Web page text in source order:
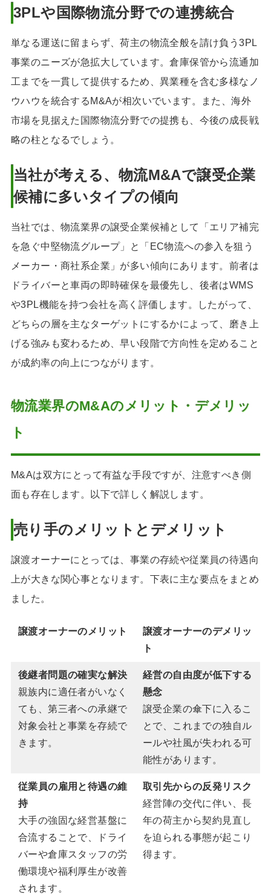
3PLや国際物流分野での連携統合
単なる運送に留まらず、荷主の物流全般を請け負う3PL
事業のニーズが急拡大しています。倉庫保管から流通加
工までを一貫して提供するため、異業種を含む多様なノ
ウハウを統合するM&Aが相次いでいます。また、海外
市場を見据えた国際物流分野での提携も、今後の成長戦
略の柱となるでしょう。
当社が考える、物流M&Aで譲受企業
候補に多いタイプの傾向
当社では、物流業界の譲受企業候補として「エリア補完
を急ぐ中堅物流グループ」と「EC物流への参入を狙う
メーカー・商社系企業」が多い傾向にあります。前者は
ドライバーと車両の即時確保を最優先し、後者はWMS
や3PL機能を持つ会社を高く評価します。したがって、
どちらの層を主なターゲットにするかによって、磨き上
げる強みも変わるため、早い段階で方向性を定めること
が成約率の向上につながります。
物流業界のM&Aのメリット・デメリッ
ト
M&Aは双方にとって有益な手段ですが、注意すべき側
面も存在します。以下で詳しく解説します。
売り手のメリットとデメリット
譲渡オーナーにとっては、事業の存続や従業員の待遇向
上が大きな関心事となります。下表に主な要点をまとめ
ました。
譲渡オーナーの メリット 譲渡オーナーのデメリッ
ト
後継者問題の確実な解決
親族内に適任者がいなく
ても、第三者への承継で
対象会社と事業を存続で
きます。
経営の自由度が低下する
懸念
譲受企業の傘下に入るこ
とで、これまでの独自ル
ールや社風が失われる可
能性があります。
従業員の雇用と待遇の維
持
大手の強固な経営基盤に
合流することで、ドライ
バーや倉庫スタッフの労
働環境や福利厚生が改善
されます。
取引先からの反発リスク
経営陣の交代に伴い、長
年の荷主から契約見直し
を迫られる事態が起こり
得ます。